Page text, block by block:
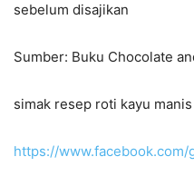
sebelum disajikan
Sumber: Buku Chocolate
simak resep roti kayu
https://www.facebook.com/